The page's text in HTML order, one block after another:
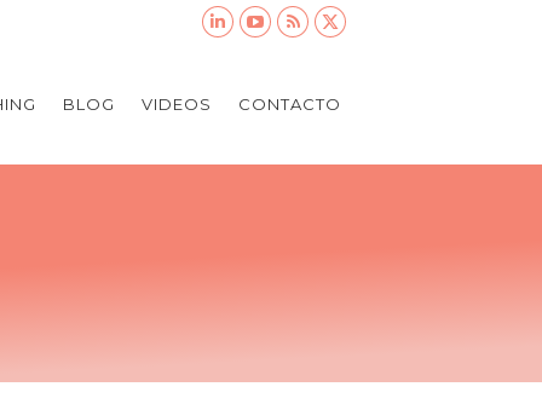
BLOG VIDEOS CONTACTO